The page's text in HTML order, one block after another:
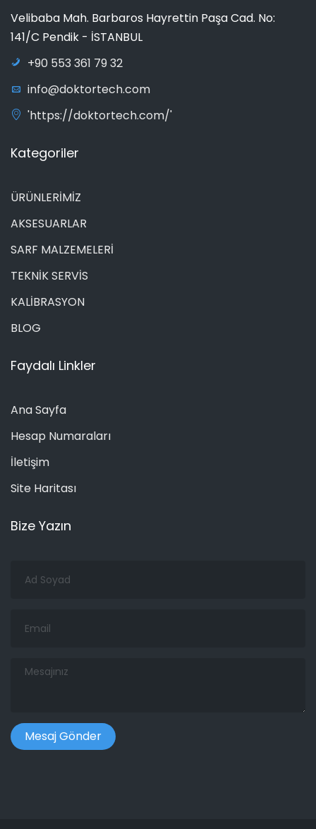
Velibaba Mah. Barbaros Hayrettin Paşa Cad. No:
141/C Pendik - İSTANBUL
+90 553 361 79 32
info@doktortech.com
'https://doktortech.com/'
Kategoriler
ÜRÜNLERİMİZ
AKSESUARLAR
SARF MALZEMELERİ
TEKNİK SERVİS
KALİBRASYON
BLOG
Faydalı Linkler
Ana Sayfa
Hesap Numaraları
İletişim
Site Haritası
Bize Yazın
Soyad
Mesajınız